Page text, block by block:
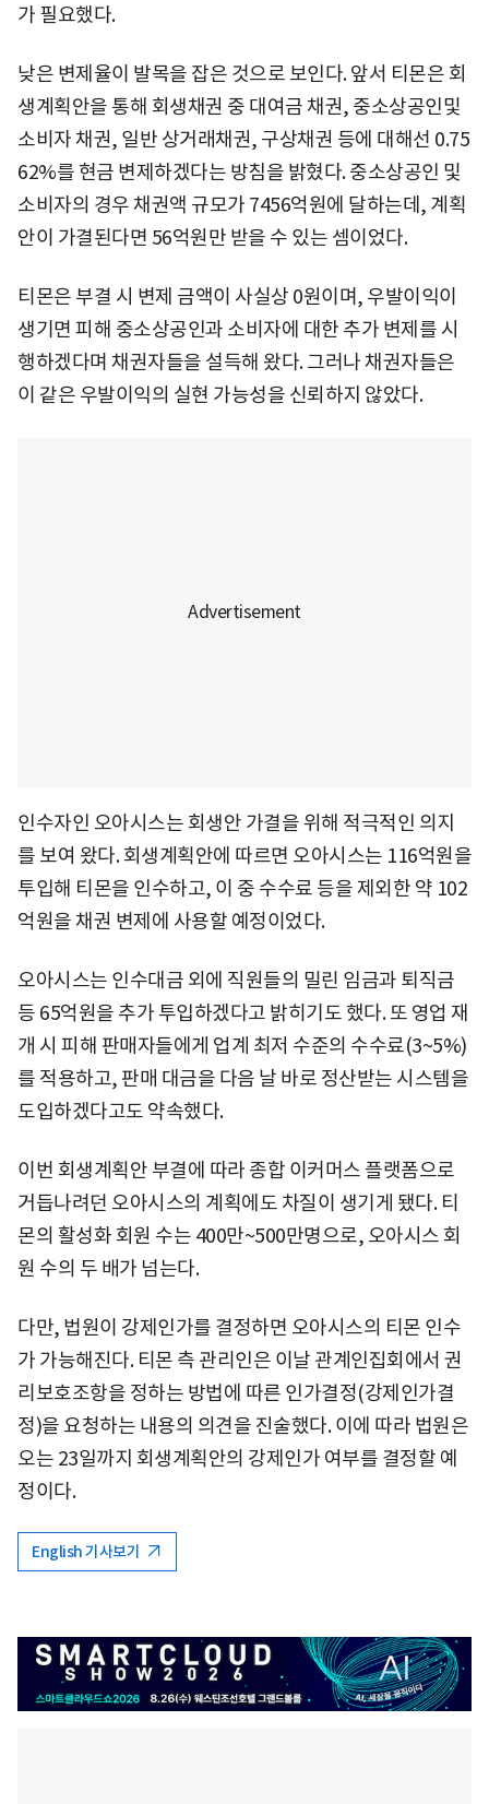
가 필요했다.
낮은 변제율이 발목을 잡은 것으로 보인다. 앞서 티몬은 회
생계획안을 통해 회생채권 중 대여금 채권, 중소상공인및
소비자 채권, 일반 상거래채권, 구상채권 등에 대해선 0.75
62%를 현금 변제하겠다는 방침을 밝혔다. 중소상공인 및
소비자의 경우 채권액 규모가 7456억원에 달하는데, 계획
안이 가결된다면 56억원만 받을 수 있는 셈이었다.
티몬은 부결 시 변제 금액이 사실상 0원이며, 우발이익이
생기면 피해 중소상공인과 소비자에 대한 추가 변제를 시
행하겠다며 채권자들을 설득해 왔다. 그러나 채권자들은
이 같은 우발이익의 실현 가능성을 신뢰하지 않았다.
인수자인 오아시스는 회생안 가결을 위해 적극적인 의지
를 보여 왔다. 회생계획안에 따르면 오아시스는 116억원을
투입해 티몬을 인수하고, 이 중 수수료 등을 제외한 약 102
억원을 채권 변제에 사용할 예정이었다.
오아시스는 인수대금 외에 직원들의 밀린 임금과 퇴직금
등 65억원을 추가 투입하겠다고 밝히기도 했다. 또 영업 재
개 시 피해 판매자들에게 업계 최저 수준의 수수료(3~5%)
를 적용하고, 판매 대금을 다음 날 바로 정산받는 시스템을
도입하겠다고도 약속했다.
이번 회생계획안 부결에 따라 종합 이커머스 플랫폼으로
거듭나려던 오아시스의 계획에도 차질이 생기게 됐다. 티
몬의 활성화 회원 수는 400만~500만명으로, 오아시스 회
원 수의 두 배가 넘는다.
다만, 법원이 강제인가를 결정하면 오아시스의 티몬 인수
가 가능해진다. 티몬 측 관리인은 이날 관계인집회에서 권
리보호조항을 정하는 방법에 따른 인가결정(강제인가결
정)을 요청하는 내용의 의견을 진술했다. 이에 따라 법원은
오는 23일까지 회생계획안의 강제인가 여부를 결정할 예
정이다.
English 기사보기